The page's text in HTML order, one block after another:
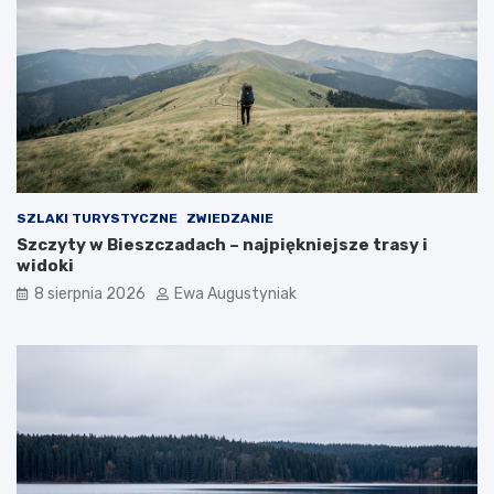
SZLAKI TURYSTYCZNE ZWIEDZANIE
Szczyty w Bieszczadach – najpiękniejsze trasy i
widoki
8 sierpnia 2026 Ewa Augustyniak